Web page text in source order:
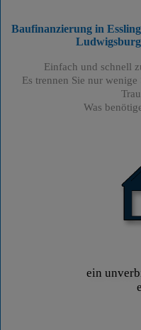
Baufinanzierung in
Ludwigsburg
Einfach und schnell
Es trennen Sie nur
Was
ein